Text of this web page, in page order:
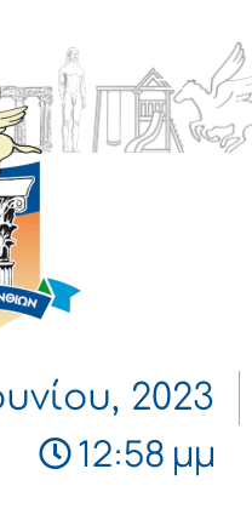
2023
12:58 μμ